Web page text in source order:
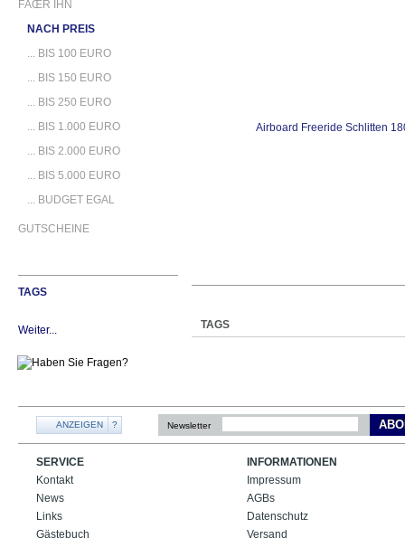
FÃŒR IHN
NACH PREIS
... BIS 100 EURO
... BIS 150 EURO
... BIS 250 EURO
... BIS 1.000 EURO
... BIS 2.000 EURO
... BIS 5.000 EURO
... BUDGET EGAL
GUTSCHEINE
TAGS
Weiter... TAGS
ANZEIGEN ? Newsletter
SERVICE
Kontakt
News
Links
Gästebuch
INFORMATIONEN
Impressum
AGBs
Datenschutz
Versand